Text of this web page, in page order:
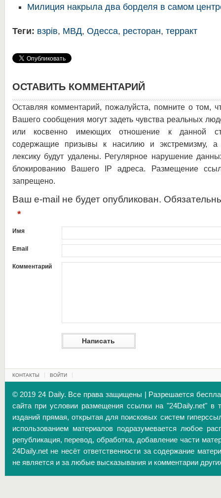
Милиция накрыла два борделя в самом
Теги: взрів, МВД, Одесса, ресторан, терракт
ОСТАВИТЬ КОММЕНТАРИЙ
Оставляя комментарий, пожалуйста, помните о том,
Вашего сообщения могут задеть чувства реальных
или косвенно имеющих отношение к данной
содержащие призывы к насилию и экстремизму, а
лексику будут удалены. Регулярное нарушение
блокированию Вашего IP адреса. Размещение
запрещено.
Ваш e-mail не будет опубликован.
*
Имя
Email
Комментарий
КОНТАКТЫ ВОЙТИ
© 2019 24 Daily. Все права защищены | Разрешается
сайта при условии размещения ссылки на "24Daily.net" в
изданий прямая, открытая для поисковых систем
использованием материалов подразумевается любое
републикация, перевод, обработка, добавление части
24Daily.net не несёт ответственности за содержание
не является и за любые высказывания и комментарии